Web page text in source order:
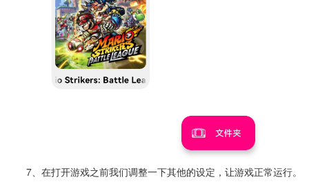
7、在打开游戏之前我们调整一下其他的设定，让游戏正常运行。